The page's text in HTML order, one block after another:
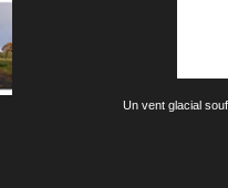
Un vent glacial